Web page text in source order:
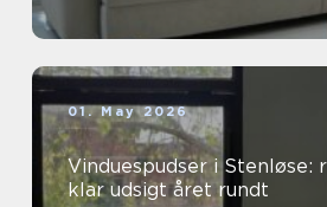
01. May 2026
Vinduespudser i Stenløse:
klar udsigt året rundt